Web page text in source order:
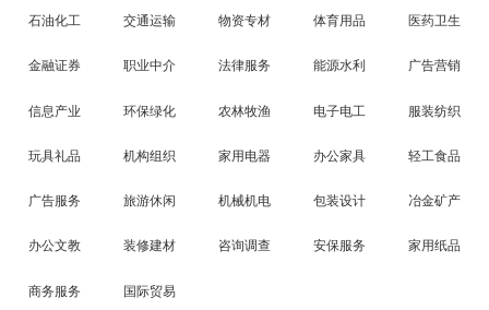
石油化工 交通运输 物资专材 体育用品 医药卫生
金融证券 职业中介 法律服务 能源水利 广告营销
信息产业 环保绿化 农林牧渔 电子电工 服装纺织
玩具礼品 机构组织 家用电器 办公家具 轻工食品
广告服务 旅游休闲 机械机电 包装设计 冶金矿产
办公文教 装修建材 咨询调查 安保服务 家用纸品
商务服务 国际贸易